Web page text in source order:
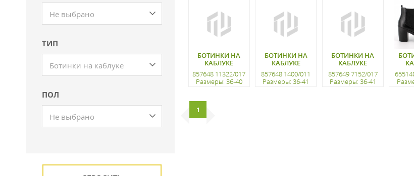
Не выбрано
ТИП
Ботинки на каблуке
ПОЛ
Не выбрано
БОТИНКИ НА
КАБЛУКЕ
857648 11322/017
Размеры: 36-40
регистрацию
БОТИНКИ НА
КАБЛУКЕ
857648 1400/011
Размеры: 36-41
БОТИНКИ НА
КАБЛУКЕ
857649 7152/017
Размеры: 36-41
1